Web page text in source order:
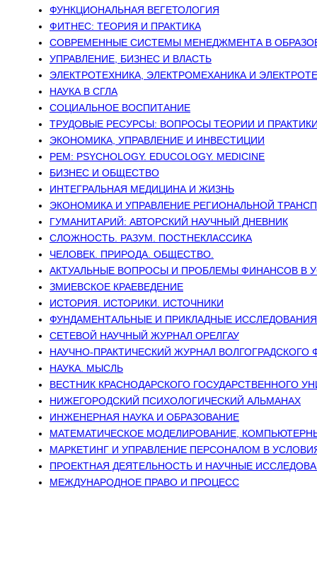
ФУНКЦИОНАЛЬНАЯ ВЕГЕТОЛОГИЯ
ФИТНЕС: ТЕОРИЯ И ПРАКТИКА
СОВРЕМЕННЫЕ СИСТЕМЫ МЕНЕДЖМЕНТА В
УПРАВЛЕНИЕ, БИЗНЕС И ВЛАСТЬ
ЭЛЕКТРОТЕХНИКА, ЭЛЕКТРОМЕХАНИКА И
НАУКА В СГЛА
СОЦИАЛЬНОЕ ВОСПИТАНИЕ
ТРУДОВЫЕ РЕСУРСЫ: ВОПРОСЫ ТЕОРИИ И
ЭКОНОМИКА, УПРАВЛЕНИЕ И ИНВЕСТИЦИИ
PEM: PSYCHOLOGY. EDUCOLOGY. MEDICINE
БИЗНЕС И ОБЩЕСТВО
ИНТЕГРАЛЬНАЯ МЕДИЦИНА И ЖИЗНЬ
ЭКОНОМИКА И УПРАВЛЕНИЕ РЕГИОНАЛЬНОЙ
ГУМАНИТАРИЙ: АВТОРСКИЙ НАУЧНЫЙ ДНЕВНИК
СЛОЖНОСТЬ. РАЗУМ. ПОСТНЕКЛАССИКА
ЧЕЛОВЕК. ПРИРОДА. ОБЩЕСТВО.
АКТУАЛЬНЫЕ ВОПРОСЫ И ПРОБЛЕМЫ ФИНАНСОВ В
ЗМИЕВСКОЕ КРАЕВЕДЕНИЕ
ИСТОРИЯ. ИСТОРИКИ. ИСТОЧНИКИ
ФУНДАМЕНТАЛЬНЫЕ И ПРИКЛАДНЫЕ
СЕТЕВОЙ НАУЧНЫЙ ЖУРНАЛ ОРЕЛГАУ
НАУЧНО-ПРАКТИЧЕСКИЙ ЖУРНАЛ
НАУКА. МЫСЛЬ
ВЕСТНИК КРАСНОДАРСКОГО ГОСУДАРСТВЕННОГО
НИЖЕГОРОДСКИЙ ПСИХОЛОГИЧЕСКИЙ АЛЬМАНАХ
ИНЖЕНЕРНАЯ НАУКА И ОБРАЗОВАНИЕ
МАТЕМАТИЧЕСКОЕ МОДЕЛИРОВАНИЕ,
МАРКЕТИНГ И УПРАВЛЕНИЕ ПЕРСОНАЛОМ В
ПРОЕКТНАЯ ДЕЯТЕЛЬНОСТЬ И НАУЧНЫЕ
МЕЖДУНАРОДНОЕ ПРАВО И ПРОЦЕСС